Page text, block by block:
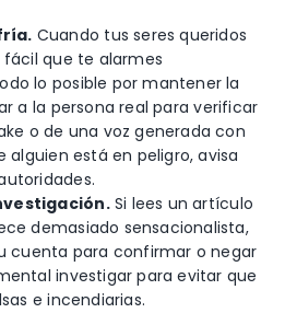
Cuando tus seres queridos
que te alarmes
lo posible por mantener la
a la persona real para verificar
o de una voz generada con
alguien está en peligro, avisa
Si lees un artículo
demasiado sensacionalista,
cuenta para confirmar o negar
investigar para evitar que
e incendiarias.